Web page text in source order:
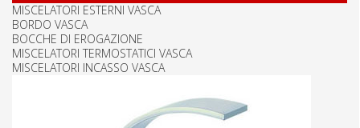
MISCELATORI ESTERNI VASCA
BORDO VASCA
BOCCHE DI EROGAZIONE
MISCELATORI TERMOSTATICI VASCA
MISCELATORI INCASSO VASCA